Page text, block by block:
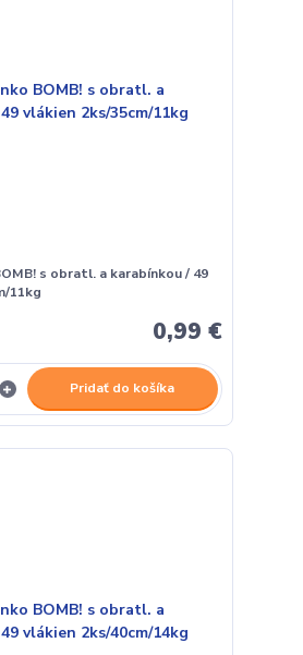
s obratl. a karabínkou / 49
11kg
0,99 €
Pridať do košíka